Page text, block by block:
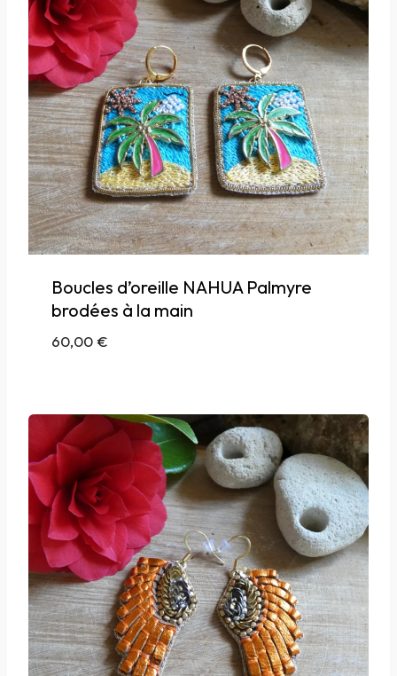
Boucles d’oreille NAHUA Palmyre
brodées à la main
60,00€